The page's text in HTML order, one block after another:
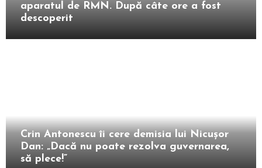
aparatul de RMN. După câte ore a fost
descoperit
Crin Antonescu îi cere demisia lui Nicușor
Dan: „Dacă nu poate rezolva guvernarea,
să plece!”